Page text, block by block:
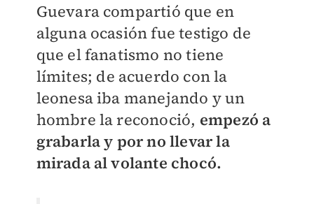
Guevara compartió que en
alguna ocasión fue testigo de
que el fanatismo no tiene
límites; de acuerdo con la
leonesa iba manejando y un
hombre la reconoció, empezó a
grabarla y por no llevar la
mirada al volante chocó.